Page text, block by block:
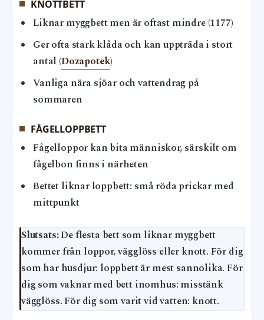
KNOTTBETT
Liknar myggbett men är oftast mindre (1177)
Ger ofta stark klåda och kan uppträda i stort
antal (Dozapotek)
Vanliga nära sjöar och vattendrag på
sommaren
FÅGELLOPPBETT
Fågelloppor kan bita människor, särskilt om
fågelbon finns i närheten
Bettet liknar loppbett: små röda prickar med
mittpunkt
Slutsats:De flesta bett som liknar myggbett
kommer från loppor, vägglöss eller knott. För dig
som har husdjur: loppbett är mest sannolika. För
dig som vaknar med bett inomhus: misstänk
vägglöss. För dig som varit vid vatten: knott.